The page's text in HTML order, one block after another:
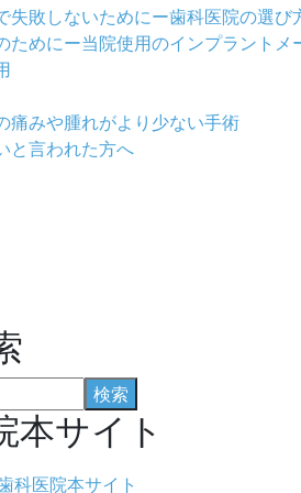
失敗しないためにー歯科医院の選び
ためにー当院使用のインプラントメ
痛みや腫れがより少ない手術
と言われた方へ
本サイト